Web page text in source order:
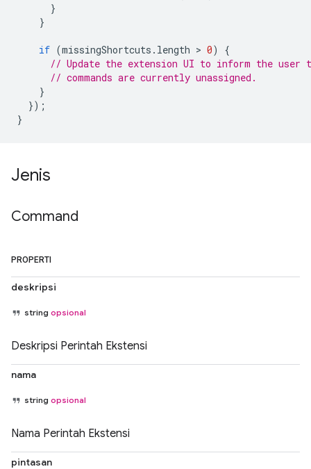
}
}
if (missingShortcuts . length > 0)
{
// Update the extension UI to inform the user
// commands are currently unassigned.
}
});
}
Jenis
Command
PROPERTI
deskripsi
string opsional
Deskripsi Perintah Ekstensi
nama
string opsional
Nama Perintah Ekstensi
pintasan